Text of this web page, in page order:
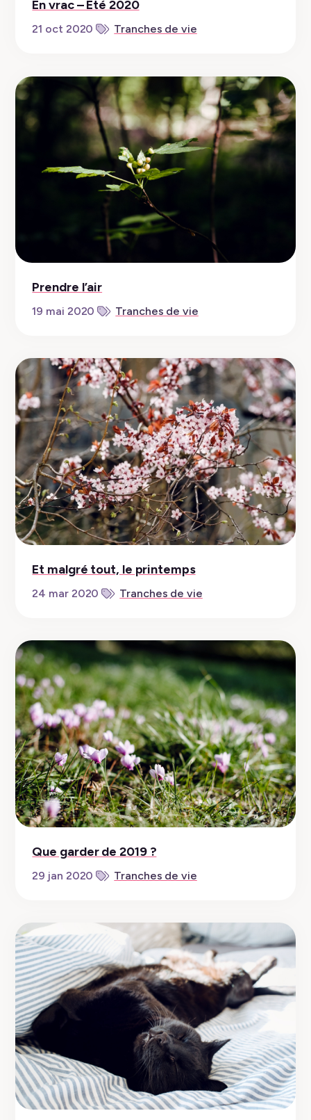
En vrac – Été 2020
21 oct 2020 Tranches de vie
Prendre l’air
19 mai 2020 Tranches de vie
Et malgré tout, le printemps
24 mar 2020 Tranches de vie
Que garder de 2019 ?
29 jan 2020 Tranches de vie